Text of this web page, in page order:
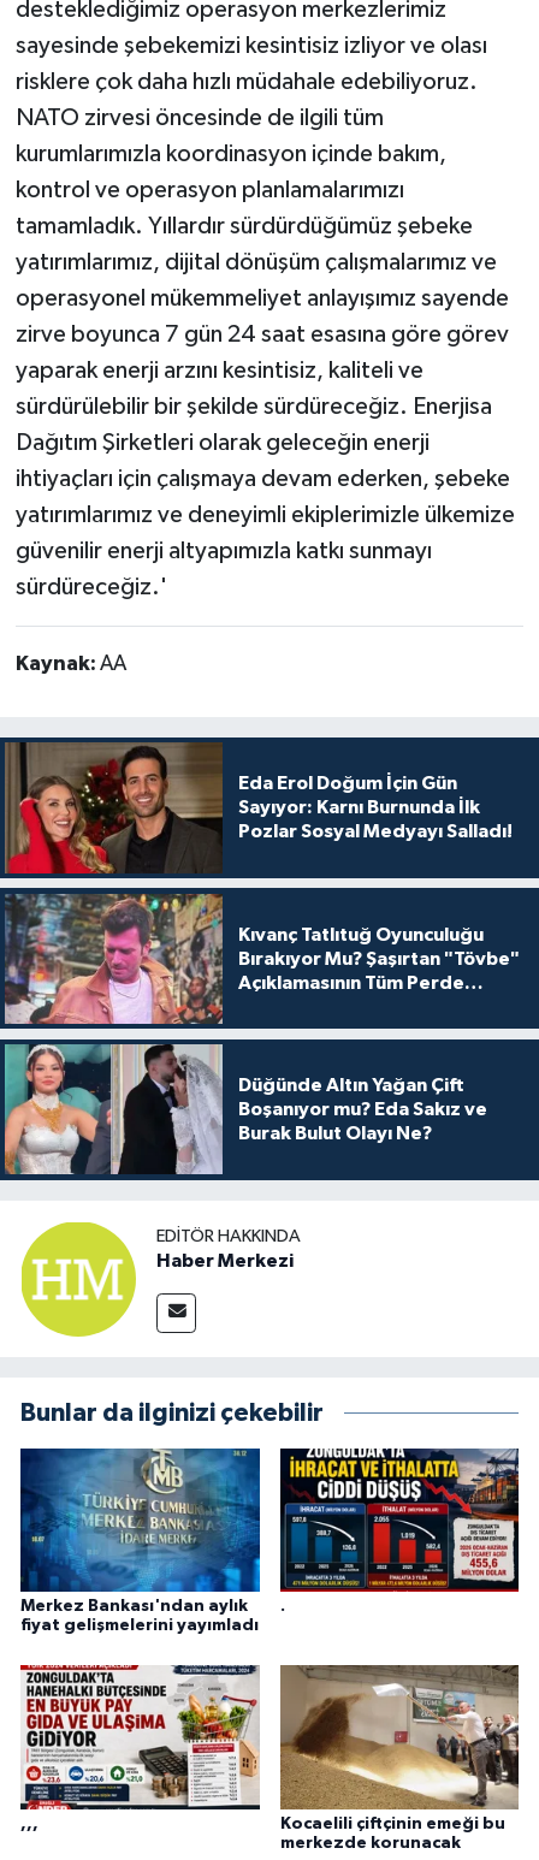
desteklediğimiz operasyon merkezlerimiz
sayesinde şebekemizi kesintisiz izliyor ve olası
risklere çok daha hızlı müdahale edebiliyoruz.
NATO zirvesi öncesinde de ilgili tüm
kurumlarımızla koordinasyon içinde bakım,
kontrol ve operasyon planlamalarımızı
tamamladık. Yıllardır sürdürdüğümüz şebeke
yatırımlarımız, dijital dönüşüm çalışmalarımız ve
operasyonel mükemmeliyet anlayışımız sayende
zirve boyunca 7 gün 24 saat esasına göre görev
yaparak enerji arzını kesintisiz, kaliteli ve
sürdürülebilir bir şekilde sürdüreceğiz. Enerjisa
Dağıtım Şirketleri olarak geleceğin enerji
ihtiyaçları için çalışmaya devam ederken, şebeke
yatırımlarımız ve deneyimli ekiplerimizle ülkemize
güvenilir enerji altyapımızla katkı sunmayı
sürdüreceğiz.'
Kaynak: AA
Eda Erol Doğum İçin Gün
Sayıyor: Karnı Burnunda İlk
Pozlar Sosyal Medyayı Salladı!
Kıvanç Tatlıtuğ Oyunculuğu
Bırakıyor Mu? Şaşırtan "Tövbe"
Açıklamasının Tüm Perde
Düğünde Altın Yağan Çift
Boşanıyor mu? Eda Sakız ve
Burak Bulut Olayı Ne?
EDITÖR HAKKINDA
Haber Merkezi
Bunlar da ilginizi çekebilir
Merkez Bankası'ndan aylık
fiyat gelişmelerini yayımladı
.
,,,
Kocaelili çiftçinin emeği bu
merkezde korunacak